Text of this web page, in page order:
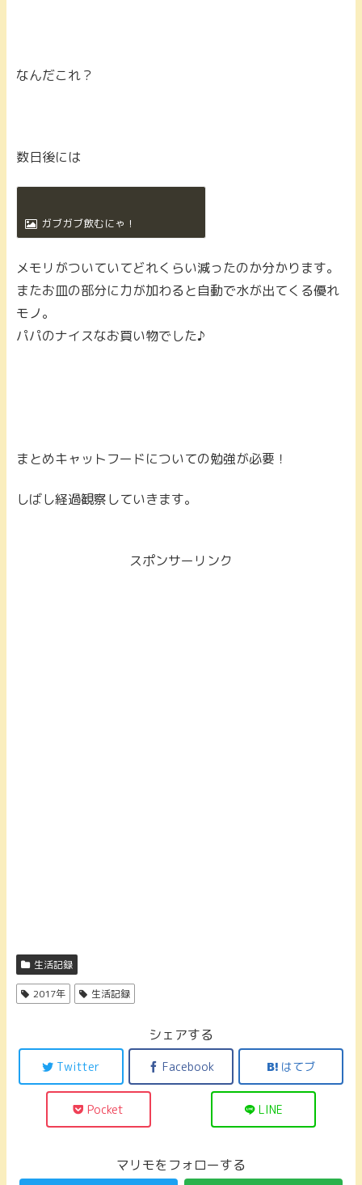
なんだこれ？
数日後には
ガブガブ飲むにゃ！
メモリがついていてどれくらい減ったのか分かります。
またお皿の部分に力が加わると自動で水が出てくる優れ
モノ。
パパのナイスなお買い物でした♪
まとめキャットフードについての勉強が必要！
しばし経過観察していきます。
スポンサーリンク
生活記録
2017年 生活記録
シェアする
Twitter Facebook はてブ
Pocket LINE
マリモをフォローする